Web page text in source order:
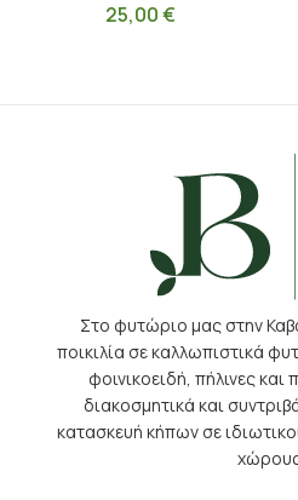
25,00€
Στο φυτώριο μας στην
ποικιλία σε καλλωπιστικά
φοινικοειδή, πήλινες και
διακοσμητικά και
κατασκευή κήπων σε